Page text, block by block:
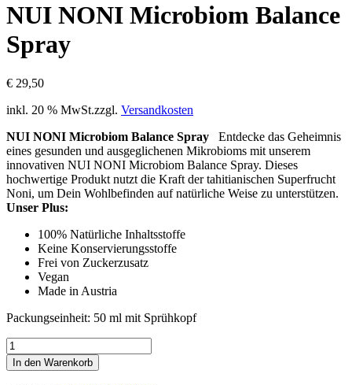
€0,00
NUI NONI Microbiom Balance
Spray
€ 29,50
inkl. 20 % MwSt.zzgl. Versandkosten
NUI NONI Microbiom Balance Spray Entdecke das Geheimnis
eines gesunden und ausgeglichenen Mikrobioms mit unserem
innovativen NUI NONI Microbiom Balance Spray. Dieses
hochwertige Produkt nutzt die Kraft der tahitianischen Superfrucht
Noni, um Dein Wohlbefinden auf natürliche Weise zu unterstützen.
Unser Plus:
100% Natürliche Inhaltsstoffe
Keine Konservierungsstoffe
Frei von Zuckerzusatz
Vegan
Made in Austria
Packungseinheit: 50 ml mit Sprühkopf
NUI
NONI
Microbiom
In den Warenkorb